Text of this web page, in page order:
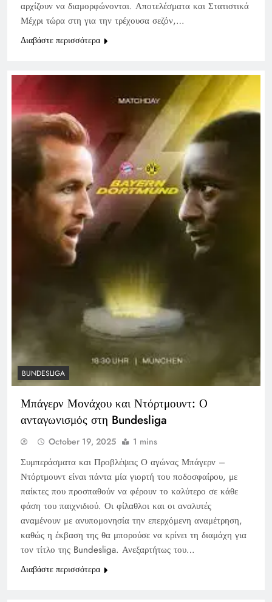
αρχίζουν να διαμορφώνονται. Αποτελέσματα και Στατιστικά
Μέχρι τώρα στη για την τρέχουσα σεζόν,…
Διαβάστε περισσότερα
BUNDESLIGA
Μπάγερν Μονάχου και Ντόρτμουντ: Ο
ανταγωνισμός στη Bundesliga
October 19, 2025 1 mins
Συμπεράσματα και Προβλέψεις Ο αγώνας Μπάγερν –
Ντόρτμουντ είναι πάντα μία γιορτή του ποδοσφαίρου, με
παίκτες που προσπαθούν να φέρουν το καλύτερο σε κάθε
φάση του παιχνιδιού. Οι φίλαθλοι και οι αναλυτές
αναμένουν με ανυπομονησία την επερχόμενη αναμέτρηση,
καθώς η έκβαση της θα μπορούσε να κρίνει τη διαμάχη για
τον τίτλο της Bundesliga. Ανεξαρτήτως του…
Διαβάστε περισσότερα